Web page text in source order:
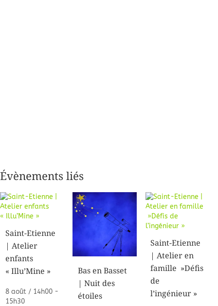
Évènements liés
Saint-Etienne
| Atelier
enfants
« Illu’Mine »
8 août / 14h00-
15h30
Bas en Basset
| Nuit des
étoiles
Saint-Etienne
| Atelier en
famille »Défis
de
l’ingénieur »